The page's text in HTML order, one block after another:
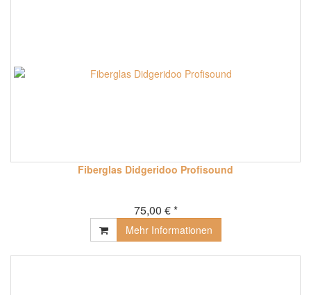
Fiberglas Didgeridoo Profisound
75,00 € *
Mehr Informationen